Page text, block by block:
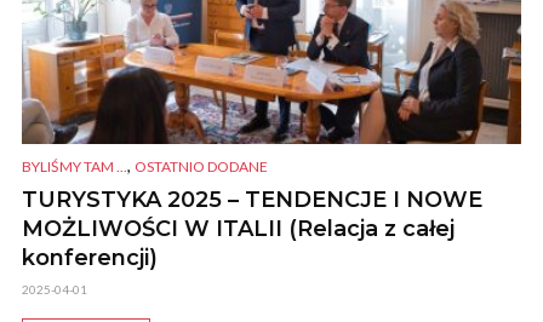
BYLIŚMY TAM ..., OSTATNIO DODANE
TURYSTYKA 2025 – TENDENCJE I NOWE
MOŻLIWOŚCI W ITALII (Relacja z całej
konferencji)
2025-04-01